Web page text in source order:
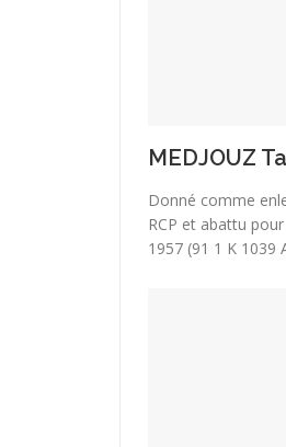
MEDJOUZ
Donné comme
RCP et abattu
1957 (91 1 K 1039